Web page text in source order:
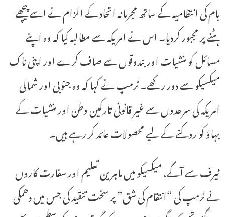
بام کی انتظامیہ کے ساتھ مجرمانہ اتحاد کے الزام نے اسے پیچھے
ہٹنے پر مجبور کردیا۔ اس نے امریکہ سے مطالبہ کیا کہ وہ اپنے
مسائل کو منشیات اور بندوقوں سے صاف کرے اور اپنی ناک
میکسیکو سے دور رکھے۔ ٹرمپ نے کہا کہ وہ جنوبی اور شمالی
امریکہ کی سرحدوں سے غیر قانونی تارکین وطن اور منشیات کے
بہاؤ کو روکنے کے لیے محصولات عائد کر رہے ہیں۔
ٹیرف سے آگے، میکسیکو میں ماہرین تعلیم اور سفارت کاروں
نے ٹرمپ کی “انتقام کی شق” پر سخت تنقید کی جس میں دھمکی